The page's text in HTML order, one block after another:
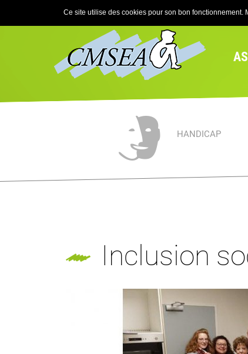
HANDICAP
Inclusion
Ce site utilise des cookies pour son bon